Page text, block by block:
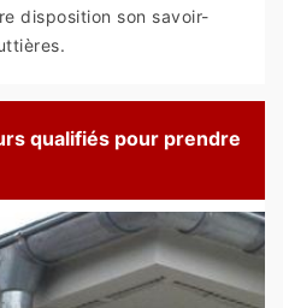
disposition son savoir-
qualifiés pour prendre